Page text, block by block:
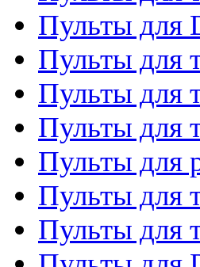
Пульты для
Пульты для
Пульты для
Пульты для
Пульты для
Пульты для
Пульты для